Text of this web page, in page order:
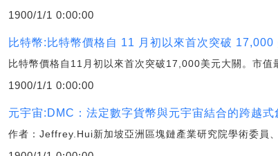
1900/1/1 0:00:00
比特幣:比特幣價格自 11 月初以來首次突破 17,000
比特幣價格自11月初以來首次突破17,000美元大關。市
1900/1/1 0:00:00
元宇宙:DMC：法定數字貨幣與元宇宙結合的跨越式
作者：Jeffrey.Hui新加坡亞洲區塊鏈產業研究院學術委員